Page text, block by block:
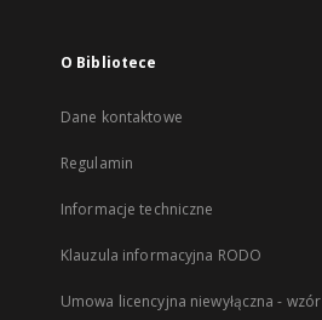
O Bibliotece
Dane kontaktowe
Regulamin
Informacje techniczne
Klauzula informacyjna RODO
Umowa licencyjna niewyłączna - wzór